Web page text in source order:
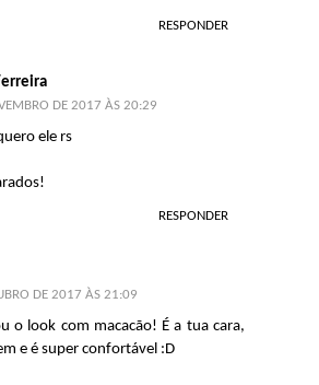
RESPONDER
DE 2017 ÀS 20:29
ele rs
RESPONDER
DE 2017 ÀS 21:09
o look com macacão! É a tua cara,
e é super confortável :D